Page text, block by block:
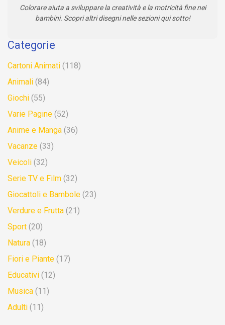
Colorare aiuta a sviluppare la creatività e la motricità fine nei
bambini. Scopri altri disegni nelle sezioni qui sotto!
Categorie
Cartoni Animati (118)
Animali (84)
Giochi (55)
Varie Pagine (52)
Anime e Manga (36)
Vacanze (33)
Veicoli (32)
Serie TV e Film (32)
Giocattoli e Bambole (23)
Verdure e Frutta (21)
Sport (20)
Natura (18)
Fiori e Piante (17)
Educativi (12)
Musica (11)
Adulti (11)